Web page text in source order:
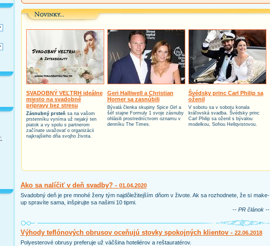
SVADOBNÝ VEĽTRH ideálne
miesto na svadobné
prípravy bez stresu
Zásnubný prsteň sa na vašom
prstenníku vyníma už nejaký ten
piatok a vy spolu s partnerom
začínate uvažovať o organizácii
najkrajšieho dňa svojho života.
Geri Halliwell a Christian
Horner sa zasnúbili
Bývalá členka skupiny Spice Girl a
šéf stajne Formuly 1 svoje zásnuby
ohlásili prostredníctvom oznamu v
denníku The Times.
Švédsky princ Carl Philip sa
oženil
V sobotu sa v sobotu konala
kráľovská svadba. Švédsky princ
Carl Philip sa oženil s bývalou
modelkou, Sofiou Hellqvistovou.
Ako sa nalíčiť v deň svadby? - 01.04.2020
Svadobný deň je pre mnohé ženy tým najdôležitejším dňom v živote. Ak sa rozhodnete, že si make-
up spravíte sama, inšpirujte sa našimi 10 tipmi.
-- PR článok --
Výhody teflónových obrusov oceňujú stovky spokojných klientov - 22.06.2018
Polyesterové obrusy preferuje už väčšina hoteliérov a reštauratérov.